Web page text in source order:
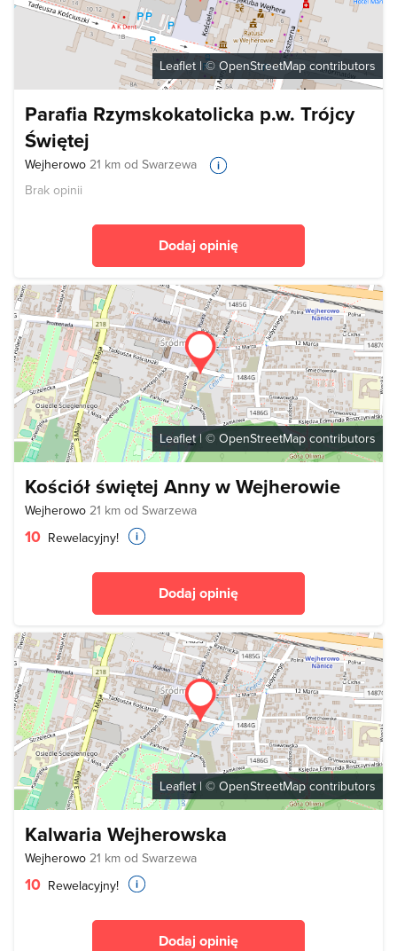
Leaflet | © OpenStreetMap contributors
Parafia Rzymskokatolicka p.w. Trójcy
Świętej
Wejherowo 21 km od Swarzewa
Brak opinii
Dodaj opinię
Leaflet | © OpenStreetMap contributors
Kościół świętej Anny w Wejherowie
Wejherowo 21 km od Swarzewa
10 Rewelacyjny!
Dodaj opinię
Leaflet | © OpenStreetMap contributors
Kalwaria Wejherowska
Wejherowo 21 km od Swarzewa
10 Rewelacyjny!
Dodaj opinię